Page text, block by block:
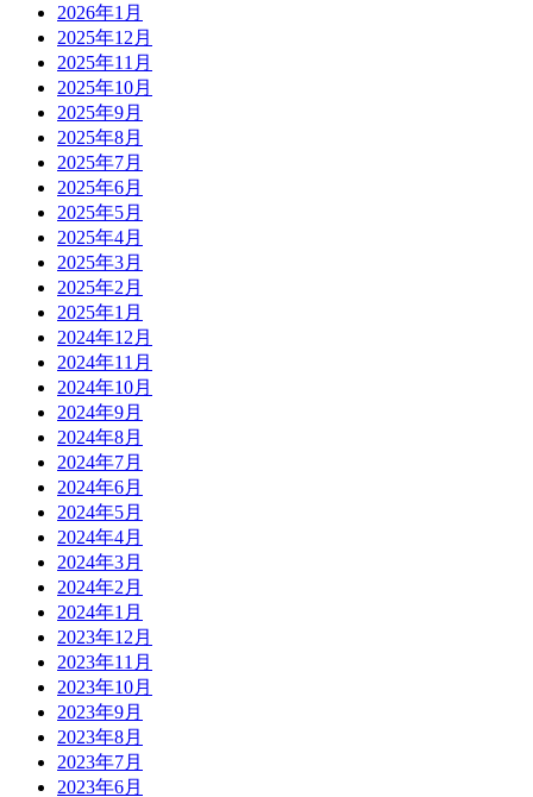
2026年1月
2025年12月
2025年11月
2025年10月
2025年9月
2025年8月
2025年7月
2025年6月
2025年5月
2025年4月
2025年3月
2025年2月
2025年1月
2024年12月
2024年11月
2024年10月
2024年9月
2024年8月
2024年7月
2024年6月
2024年5月
2024年4月
2024年3月
2024年2月
2024年1月
2023年12月
2023年11月
2023年10月
2023年9月
2023年8月
2023年7月
2023年6月